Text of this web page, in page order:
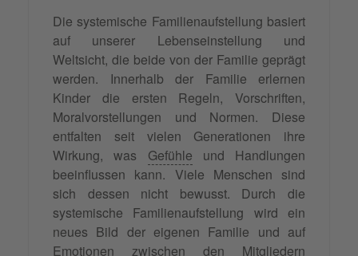
Die systemische Familienaufstellung basiert
auf unserer Lebenseinstellung und
Weltsicht, die beide von der Familie geprägt
werden. Innerhalb der Familie erlernen
Kinder die ersten Regeln, Vorschriften,
Moralvorstellungen und Normen. Diese
entfalten seit vielen Generationen ihre
Wirkung, was Gefühle und Handlungen
beeinflussen kann. Viele Menschen sind
sich dessen nicht bewusst. Durch die
systemische Familienaufstellung wird ein
neues Bild der eigenen Familie und auf
Emotionen zwischen den Mitgliedern